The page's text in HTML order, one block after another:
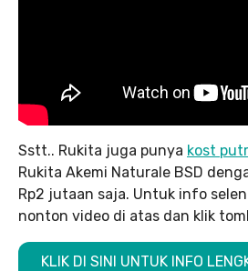
Sstt.. Rukita juga punya kost
Rukita Akemi Naturale BSD
Rp2 jutaan saja. Untuk info
nonton video di atas dan klik
KLIK DI SINI UNTUK INFO